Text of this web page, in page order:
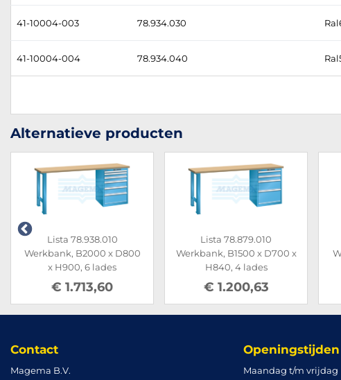
41-10004-003 78.934.030
41-10004-004 78.934.040
Alternatieve producten
Lista 78.938.010
Werkbank, B2000 x D800
x H900, 6 lades
€ 1.713,60
Lista 78.879.010
Werkbank, B1500 x D700 x
H840, 4 lades
€ 1.200,63
Contact
Magema B.V.
Openingstijden
Maandag t/m vrijdag